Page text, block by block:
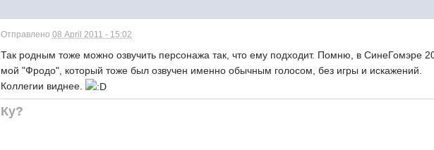
Отправлено08 April 2011 - 15:02
Так родным тоже можно озвучить персонажа так, что ему подходит. Помню, в СинеГомэре
мой "Фродо", который тоже был озвучен именно обычным голосом, без игры и искажений.
Коллегии виднее.
Ку?